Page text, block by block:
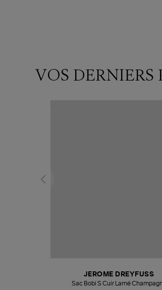
VOS DERNIERS
JEROME DREYFUSS
Sac Bobi S Cuir Lamé